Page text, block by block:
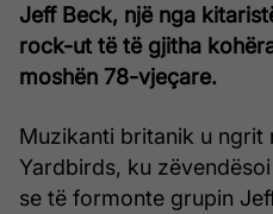
Jeff Beck, një nga
rock-ut të të gjitha
moshën 78-vjeçare.
Muzikanti britanik u ngrit
Yardbirds, ku
se të formonte grupin